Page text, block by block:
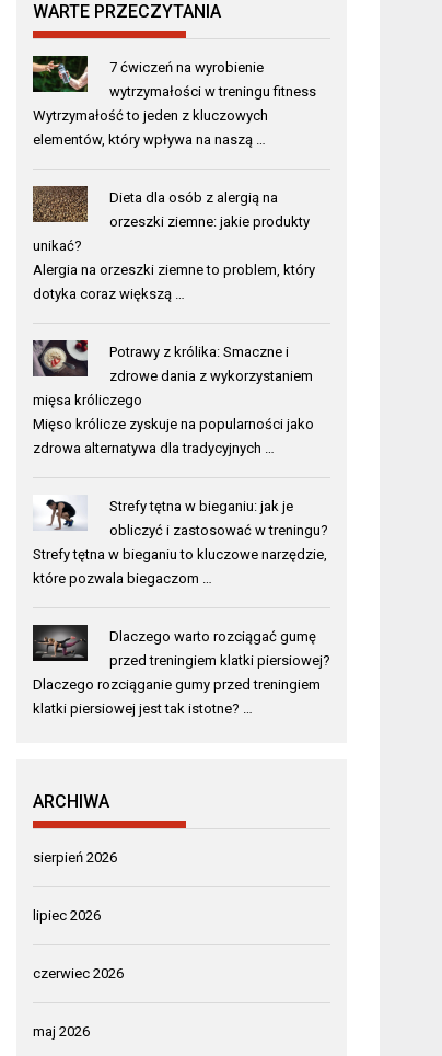
WARTE PRZECZYTANIA
7 ćwiczeń na wyrobienie
wytrzymałości w treningu fitness
Wytrzymałość to jeden z kluczowych
elementów, który wpływa na naszą …
Dieta dla osób z alergią na
orzeszki ziemne: jakie produkty
unikać?
Alergia na orzeszki ziemne to problem, który
dotyka coraz większą …
Potrawy z królika: Smaczne i
zdrowe dania z wykorzystaniem
mięsa króliczego
Mięso królicze zyskuje na popularności jako
zdrowa alternatywa dla tradycyjnych …
Strefy tętna w bieganiu: jak je
obliczyć i zastosować w treningu?
Strefy tętna w bieganiu to kluczowe narzędzie,
które pozwala biegaczom …
Dlaczego warto rozciągać gumę
przed treningiem klatki piersiowej?
Dlaczego rozciąganie gumy przed treningiem
klatki piersiowej jest tak istotne? …
ARCHIWA
sierpień 2026
lipiec 2026
czerwiec 2026
maj 2026